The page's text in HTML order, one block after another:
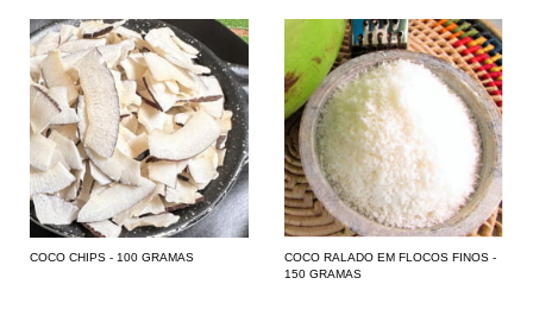
COCO CHIPS - 100 GRAMAS
COCO RALADO EM FLOCOS FINOS -
150 GRAMAS